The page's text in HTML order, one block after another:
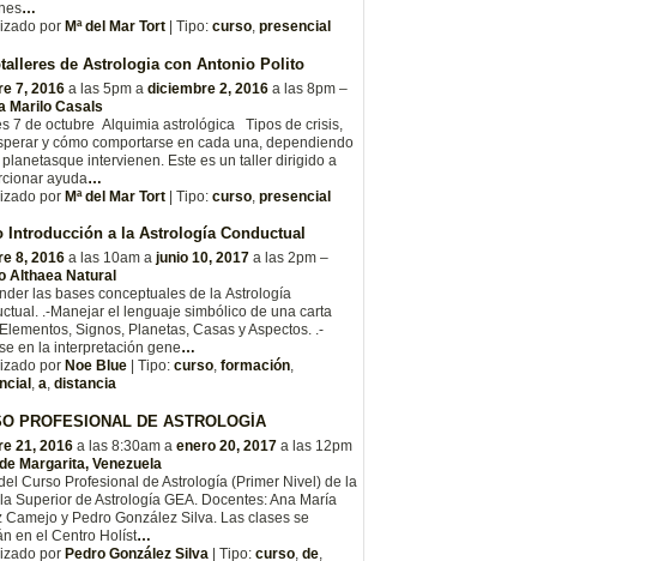
…
por Mª del Mar Tort | Tipo: curso, presencial
de Astrologia con Antonio Polito
7, 2016 a las 5pm a diciembre 2, 2016 a las 8pm –
Marilo Casals
7 de octubre Alquimia astrológica Tipos de crisis,
y cómo comportarse en cada una, dependiendo
intervienen. Este es un taller dirigido a
ayuda…
por Mª del Mar Tort | Tipo: curso presencial
Introducción a la Astrología Conductual
8, 2016 a las 10am a junio 10, 2017 a las 2pm –
Althaea Natural
las bases conceptuales de la Astrología
.-Manejar el lenguaje simbólico de una carta
Signos, Planetas, Casas y Aspectos. .-
en la interpretación gene…
por Noe Blue | Tipo: curso, formación,
, a, distancia
PROFESIONAL DE ASTROLOGÍA
21, 2016 a las 8:30am a enero 20, 2017 a las 12pm
Margarita, Venezuela
Curso Profesional de Astrología (Primer Nivel) de la
Superior de Astrología GEA. Docentes: Ana María
Camejo y Pedro González Silva. Las clases se
en el Centro Holíst…
por Pedro González Silva | Tipo: curso de